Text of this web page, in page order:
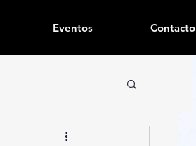
Eventos Contacto